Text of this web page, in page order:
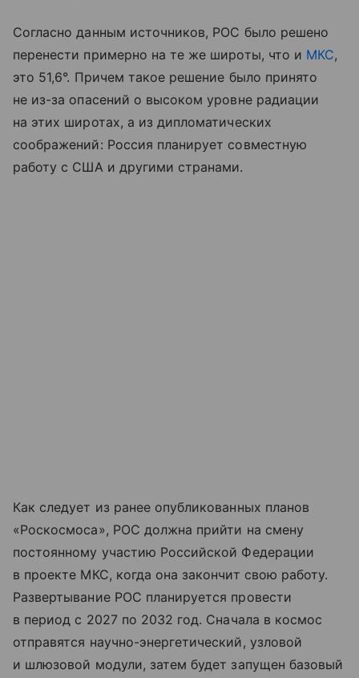
Согласно данным источников, РОС было решено
перенести примерно на те же широты, что и МКС,
это 51,6°. Причем такое решение было принято
не из-за опасений о высоком уровне радиации
на этих широтах, а из дипломатических
соображений: Россия планирует совместную
работу с США и другими странами.
Как следует из ранее опубликованных планов
«Роскосмоса», РОС должна прийти на смену
постоянному участию Российской Федерации
в проекте МКС, когда она закончит свою работу.
Развертывание РОС планируется провести
в период с 2027 по 2032 год. Сначала в космос
отправятся научно-энергетический, узловой
и шлюзовой модули, затем будет запущен базовый